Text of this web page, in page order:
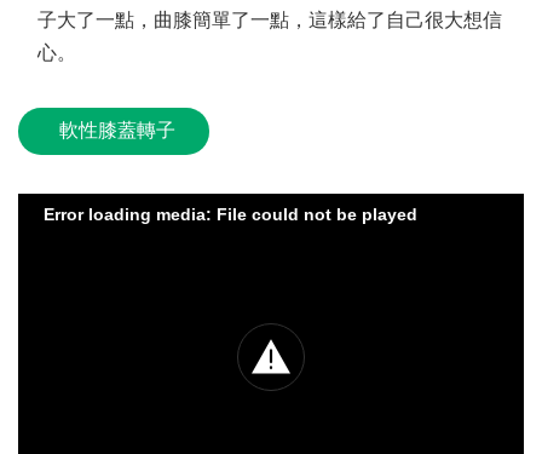
子大了一點，曲膝簡單了一點，這樣給了自己很大想信
心。
軟性膝蓋轉子
Error loading media: File could not be played